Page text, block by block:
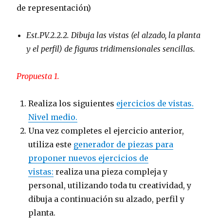
de representación)
Est.PV.2.2.2. Dibuja las vistas (el alzado, la planta
y el perfil) de figuras tridimensionales sencillas.
Propuesta 1.
Realiza los siguientes ejercicios de vistas.
Nivel medio.
Una vez completes el ejercicio anterior,
utiliza este generador de piezas para
proponer nuevos ejercicios de
vistas: realiza una pieza compleja y
personal, utilizando toda tu creatividad, y
dibuja a continuación su alzado, perfil y
planta.